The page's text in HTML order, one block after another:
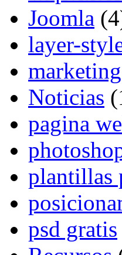
Joomla
layer-
Noticias
pagina
plantillas
psd gratis